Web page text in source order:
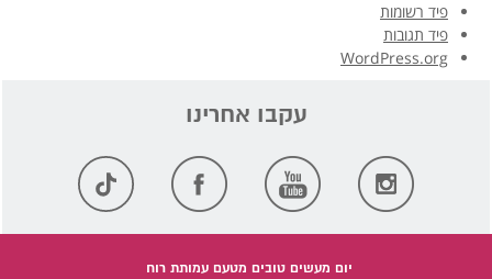
פיד רשומות
פיד תגובות
WordPress.org
יום מעשים טובים מטעם עמותת רוח